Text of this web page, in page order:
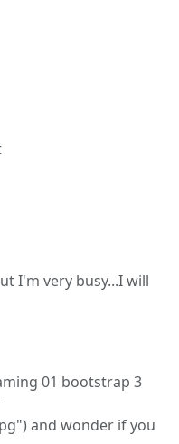
I'm very busy...I will
01 bootstrap 3
and wonder if you